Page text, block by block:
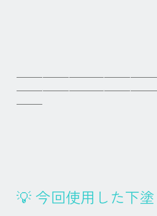
───
💡今回使用した下